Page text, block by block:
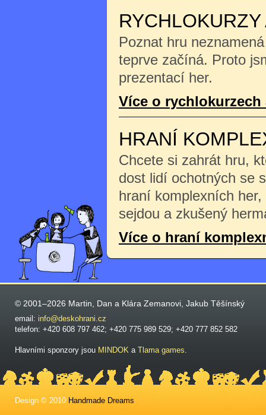
Poznat hru
teprve začíná. Proto
prezentací her.
Více o rychlokurzech
HRANÍ
Chcete si zahrát hru,
dost lidí ochotných se
hraní komplexních
sejdou a zkušený
Více o hraní
© 2001–2026 Martin, Dan a Klára Zemanovi, Jakub Těšínský
email: info@deskohrani.cz
telefon: +420 608 797 462; +420 775 989 529; +420 777 852 582
Hlavními sponzory jsou MINDOK a Tlama games.
Design © 2010 Handmade Dreams